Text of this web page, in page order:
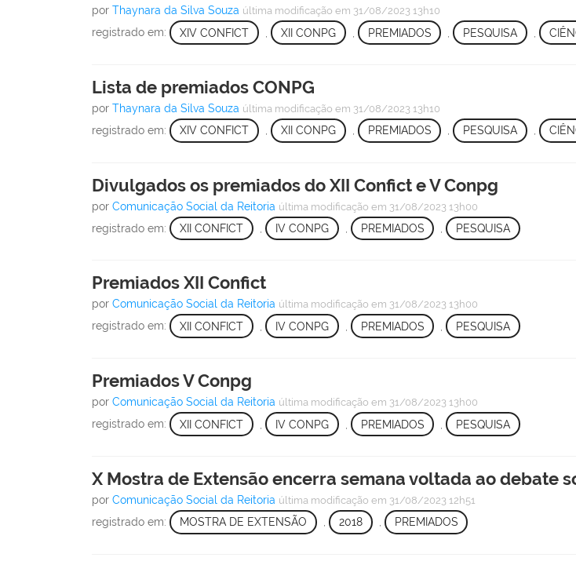
porThaynara da Silva Souza última modificação em 31/08/2023 13h10
registrado em: XIV CONFICT XII CONPG PREMIADOS , PESQUISA ,
Lista de premiados CONPG
porThaynara da Silva Souza última modificação em 31/08/2023 13h10
registrado em: XIV CONFICT , XII CONPG , PREMIADOS , PESQUISA ,
Divulgados os premiados do XII Confict e V Conpg
porComunicação Social da Reitoria última modificação em 31/08/2023 13h00
registrado em: XII CONFICT IV CONPG PREMIADOS , PESQUISA
Premiados XII Confict
porComunicação Social da Reitoria última modificação em 31/08/2023 13h00
registrado em: XII CONFICT IV CONPG PREMIADOS , PESQUISA
Premiados V Conpg
porComunicação Social da Reitoria última modificação em 31/08/2023 13h00
registrado em: XII CONFICT IV CONPG PREMIADOS , PESQUISA
X Mostra de Extensão encerra semana voltada ao debate
porComunicação Social da Reitoria última modificação em 31/08/2023 12h51
registrado em: MOSTRA DE EXTENSÃO , 2018 , PREMIADOS